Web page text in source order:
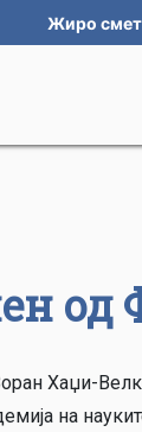
Жиро
од
Хаџи-
на